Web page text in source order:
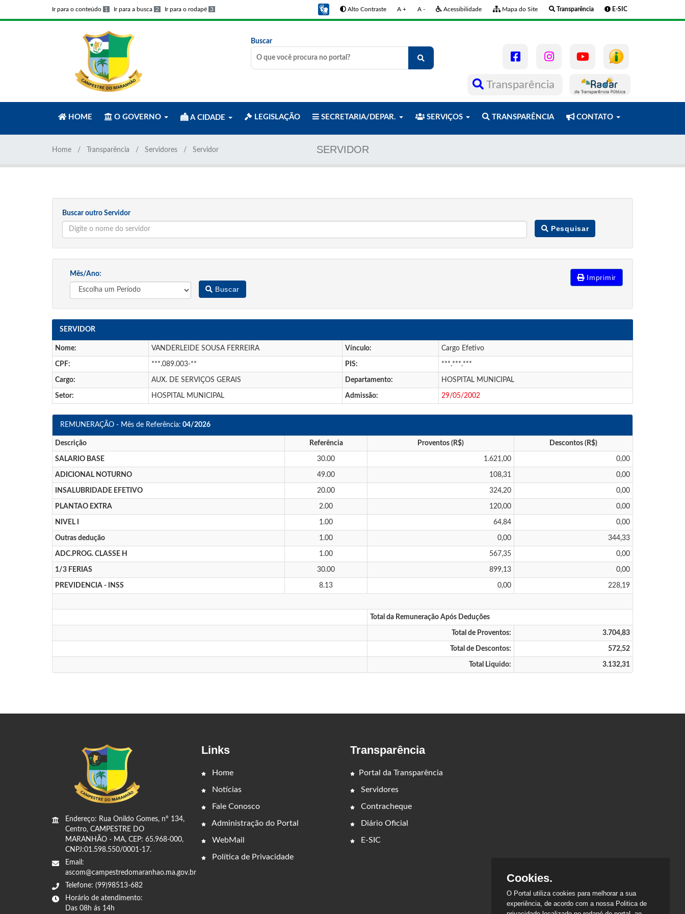
Ir para o conteúdo 1 Ir para a busca 2 Ir para o rodapé 3 Alto Contraste A + A - Acessibilidade Mapa do Site Transparência E-SIC
Buscar
Transparência
HOME O GOVERNO A CIDADE LEGISLAÇÃO SECRETARIA/DEPAR. SERVIÇOS TRANSPARÊNCIA CONTATO
SERVIDOR
Home Transparência Servidores Servidor
Buscar outro Servidor
Pesquisar
Mês/Ano:
Buscar
Imprimir
SERVIDOR
Nome: VANDERLEIDE SOUSA FERREIRA Vínculo: Cargo Efetivo
CPF: ***.089.003-** PIS: ***.***.***
Cargo: AUX. DE SERVIÇOS GERAIS Departamento: HOSPITAL MUNICIPAL
Setor: HOSPITAL MUNICIPAL Admissão: 29/05/2002
REMUNERAÇÃO - Mês de Referência: 04/2026
Descrição Referência Proventos (R$) Descontos (R$)
SALARIO BASE 30.00 1.621,00 0,00
ADICIONAL NOTURNO 49.00 108,31 0,00
INSALUBRIDADE EFETIVO 20.00 324,20 0,00
PLANTAO EXTRA 2.00 120,00 0,00
NIVEL I 1.00 64,84 0,00
Outras dedução 1.00 0,00 344,33
ADC.PROG. CLASSE H 1.00 567,35 0,00
1/3 FERIAS 30.00 899,13 0,00
PREVIDENCIA - INSS 8.13 0,00 228,19
Total da Remuneração Após Deduções
Total de Proventos: 3.704,83
Total de Descontos: 572,52
Total Liquido: 3.132,31
Endereço: Rua Onildo Gomes, nº 134,
Centro, CAMPESTRE DO
MARANHÃO - MA, CEP: 65.968-000,
CNPJ:01.598.550/0001-17.
Email:
ascom@campestredomaranhao.ma.gov.br
Telefone: (99)98513-682
Horário de atendimento:
Das 08h ás 14h
Links
Home
Notícias
Fale Conosco
Administração do Portal
WebMail
Política de Privacidade
Transparência
Portal da Transparência
Servidores
Contracheque
Diário Oficial
E-SIC
Cookies.
O Portal utiliza cookies para melhorar a sua
experiência, de acordo com a nossa Politica de